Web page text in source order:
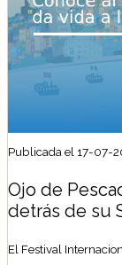
Publicada el 17-07-
Ojo de
detrás de su
El Festival